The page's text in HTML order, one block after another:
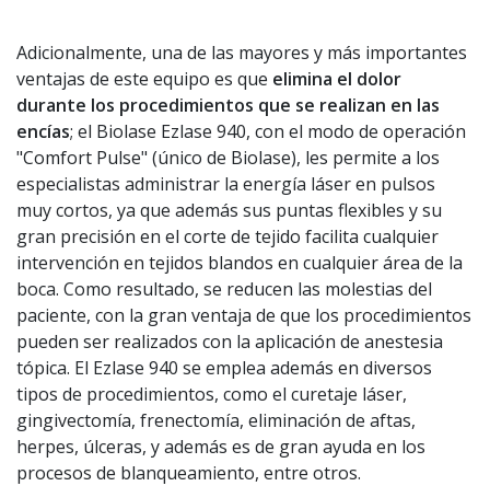
Adicionalmente, una de las mayores y más importantes
ventajas de este equipo es que elimina el dolor
durante los procedimientos que se realizan en las
encías; el Biolase Ezlase 940, con el modo de operación
"Comfort Pulse" (único de Biolase), les permite a los
especialistas administrar la energía láser en pulsos
muy cortos, ya que además sus puntas flexibles y su
gran precisión en el corte de tejido facilita cualquier
intervención en tejidos blandos en cualquier área de la
boca. Como resultado, se reducen las molestias del
paciente, con la gran ventaja de que los procedimientos
pueden ser realizados con la aplicación de anestesia
tópica. El Ezlase 940 se emplea además en diversos
tipos de procedimientos, como el curetaje láser,
gingivectomía, frenectomía, eliminación de aftas,
herpes, úlceras, y además es de gran ayuda en los
procesos de blanqueamiento, entre otros.